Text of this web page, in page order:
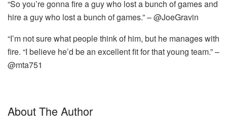
“So you’re gonna fire a guy who lost a bunch of games and
hire a guy who lost a bunch of games.” – @JoeGravin
“I’m not sure what people think of him, but he manages with
fire. “I believe he’d be an excellent fit for that young team.” –
@mta751
About The Author